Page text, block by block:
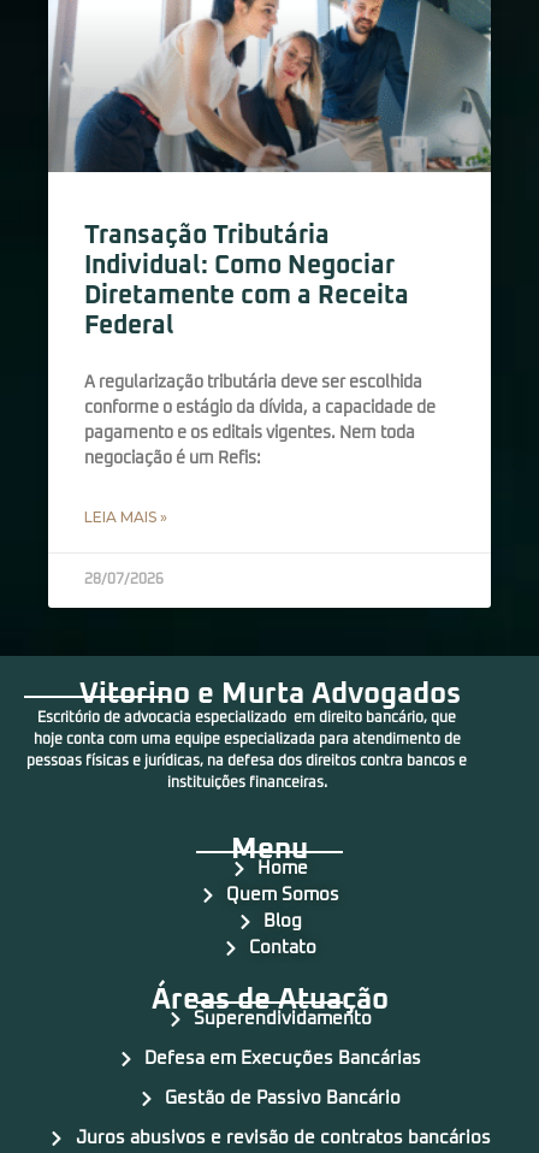
Transação Tributária
Individual: Como Negociar
Diretamente com a Receita
Federal
A regularização tributária deve ser escolhida
conforme o estágio da dívida, a capacidade de
pagamento e os editais vigentes. Nem toda
negociação é um Refis:
LEIA MAIS »
28/07/2026
Vitorino e Murta Advogados
Escritório de advocacia especializado em direito bancário, que
hoje conta com uma equipe especializada para atendimento de
pessoas físicas e jurídicas, na defesa dos direitos contra bancos e
instituições financeiras.
Menu
Home
Quem Somos
Blog
Contato
Áreas de Atuação
Superendividamento
Defesa em Execuções Bancárias
Gestão de Passivo Bancário
Juros abusivos e revisão de contratos bancários